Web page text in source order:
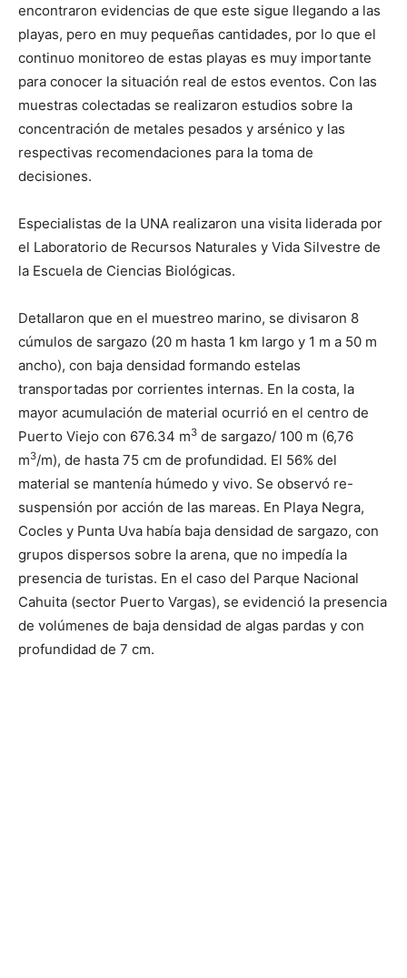
encontraron evidencias de que este sigue llegando a las
playas, pero en muy pequeñas cantidades, por lo que el
continuo monitoreo de estas playas es muy importante
para conocer la situación real de estos eventos. Con las
muestras colectadas se realizaron estudios sobre la
concentración de metales pesados y arsénico y las
respectivas recomendaciones para la toma de
decisiones.
Especialistas de la UNA realizaron una visita liderada por
el Laboratorio de Recursos Naturales y Vida Silvestre de
la Escuela de Ciencias Biológicas.
Detallaron que en el muestreo marino, se divisaron 8
cúmulos de sargazo (20 m hasta 1 km largo y 1 m a 50 m
ancho), con baja densidad formando estelas
transportadas por corrientes internas. En la costa, la
mayor acumulación de material ocurrió en el centro de
Puerto Viejo con 676.34 m3 de sargazo/ 100 m (6,76
m3/m), de hasta 75 cm de profundidad. El 56% del
material se mantenía húmedo y vivo. Se observó re-
suspensión por acción de las mareas. En Playa Negra,
Cocles y Punta Uva había baja densidad de sargazo, con
grupos dispersos sobre la arena, que no impedía la
presencia de turistas. En el caso del Parque Nacional
Cahuita (sector Puerto Vargas), se evidenció la presencia
de volúmenes de baja densidad de algas pardas y con
profundidad de 7 cm.